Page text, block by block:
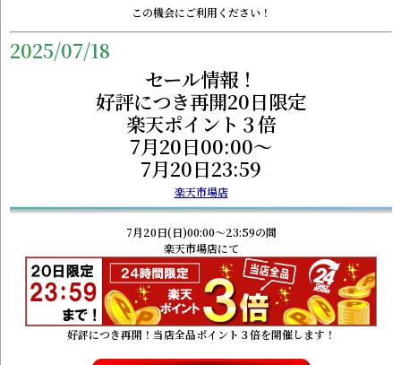
この機会にご利用ください！
2025/07/18
セール情報！
好評につき再開20日限定
楽天ポイント３倍
7月20日00:00～
7月20日23:59
楽天市場店
7月20日(日)00:00～23:59の間
楽天市場店にて
好評につき再開！当店全品ポイント３倍を開催します！